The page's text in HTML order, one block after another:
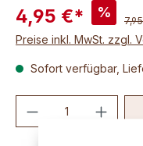
4,95 €* %
Preise inkl. MwSt. zzgl.
Sofort verfügbar,
Produkt